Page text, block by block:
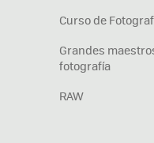
Curso de
Grandes
fotografía
RAW